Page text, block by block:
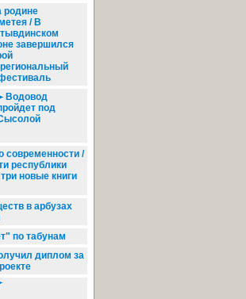
родине
/ В
завершился
Водовод
под
современности /
республики
новые книги
в арбузах
по табунам
диплом за